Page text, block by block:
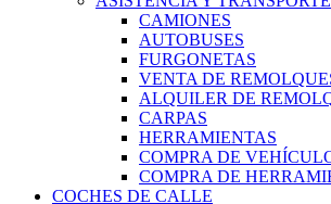
CAMIONES
AUTOBUSES
FURGONETAS
VENTA DE
ALQUILER DE
CARPAS
HERRAMIENTAS
COMPRA DE
COMPRA DE
COCHES DE CALLE